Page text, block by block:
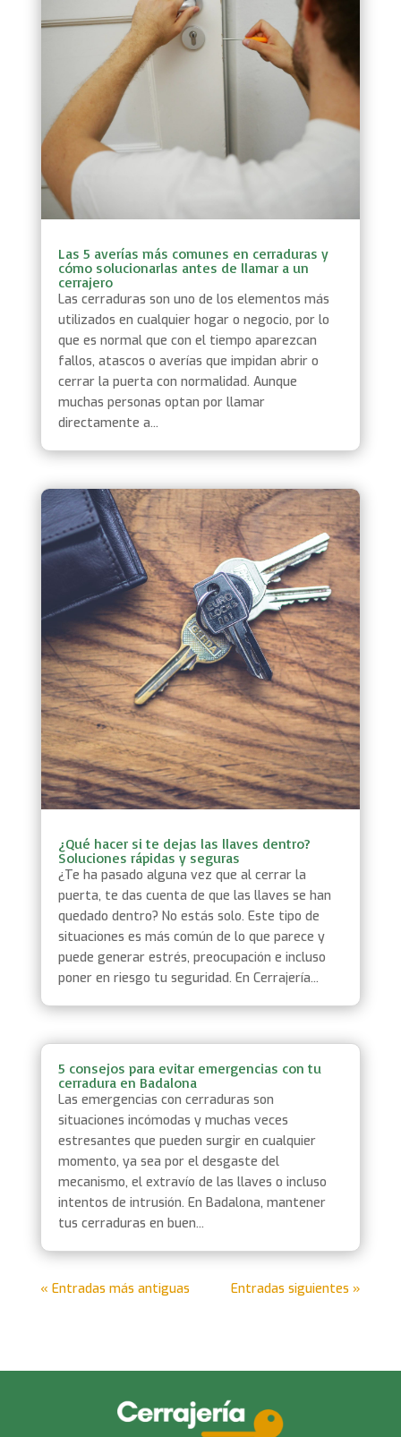
Las 5 averías más comunes en cerraduras y
cómo solucionarlas antes de llamar a un
cerrajero
Las cerraduras son uno de los elementos más
utilizados en cualquier hogar o negocio, por lo
que es normal que con el tiempo aparezcan
fallos, atascos o averías que impidan abrir o
cerrar la puerta con normalidad. Aunque
muchas personas optan por llamar
directamente a...
¿Qué hacer si te dejas las llaves dentro?
Soluciones rápidas y seguras
¿Te ha pasado alguna vez que al cerrar la
puerta, te das cuenta de que las llaves se han
quedado dentro? No estás solo. Este tipo de
situaciones es más común de lo que parece y
puede generar estrés, preocupación e incluso
poner en riesgo tu seguridad. En Cerrajería...
5 consejos para evitar emergencias con tu
cerradura en Badalona
Las emergencias con cerraduras son
situaciones incómodas y muchas veces
estresantes que pueden surgir en cualquier
momento, ya sea por el desgaste del
mecanismo, el extravío de las llaves o incluso
intentos de intrusión. En Badalona, mantener
tus cerraduras en buen...
« Entradas más antiguas Entradas siguientes »